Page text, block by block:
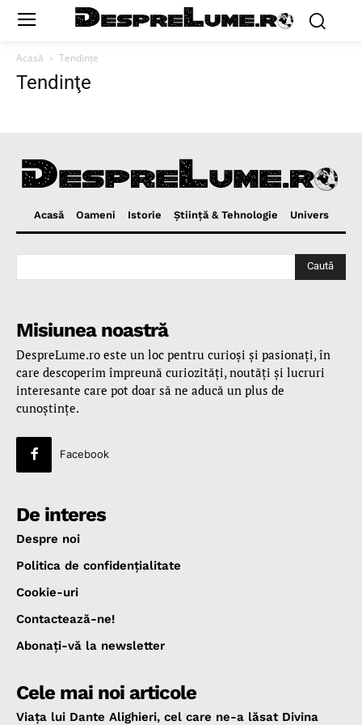
Acasă Tendinţe
Tendinţe
Acasă Oameni Istorie Ştiinţă & Tehnologie Univers
Caută
Misiunea noastră
DespreLume.ro este un loc pentru curioşi şi pasionaţi, în
care descoperim împreună curiozităţi, noutăţi şi lucruri
interesante care pot doar să ne aducă un plus de
cunoştinţe.
Facebook
De interes
Despre noi
Politica de confidenţialitate
Cookie-uri
Contactează-ne!
Abonaţi-vă la newsletter
Cele mai noi articole
Viața lui Dante Alighieri, cel care ne-a lăsat Divina